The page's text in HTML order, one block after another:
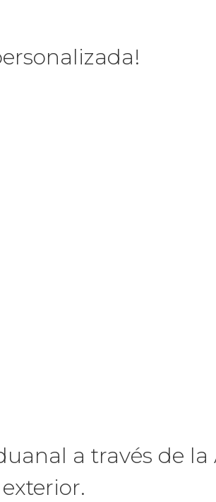
a través de